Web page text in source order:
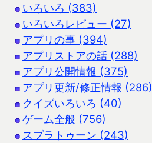
いろいろ (383)
いろいろレビュー (27)
アプリの事 (394)
アプリストアの話 (288)
アプリ公開情報 (375)
アプリ更新/修正情報 (286)
クイズいろいろ (40)
ゲーム全般 (756)
スプラトゥーン (243)